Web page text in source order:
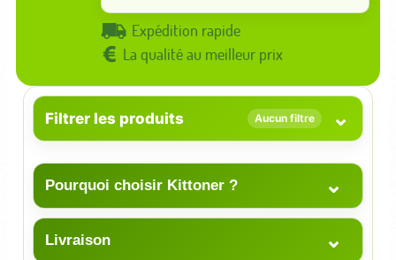
Expédition rapide
La qualité au meilleur prix
Filtrer les produits Aucun filtre ⌄
Pourquoi choisir Kittoner ? ⌄
Livraison ⌄